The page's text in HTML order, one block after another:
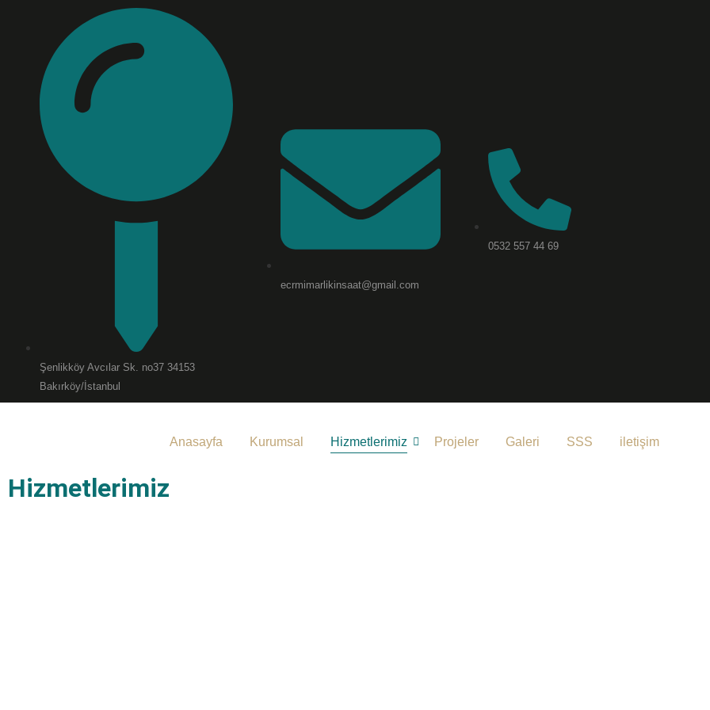
Şenlikköy Avcılar Sk. no37 34153
Bakırköy/İstanbul
ecrmimarlikinsaat@gmail.com
0532 557 44 69
Anasayfa Kurumsal Hizmetlerimiz Projeler Galeri SSS iletişim
Hizmetlerimiz